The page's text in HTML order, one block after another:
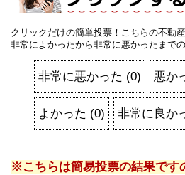
クリックだけの簡単投票！こちらの不動
非常によかったから非常に悪かったまで
非常に悪かった (0) 悪か
よかった (0) 非常に良か
※こちらは簡易投票の結果です